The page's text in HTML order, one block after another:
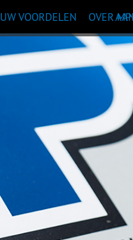
UW VOORDELEN OVER